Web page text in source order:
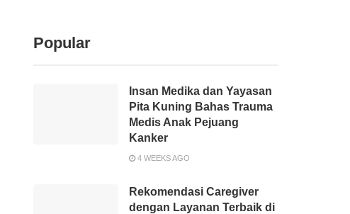
Popular
Insan Medika dan Yayasan
Pita Kuning Bahas Trauma
Medis Anak Pejuang
Kanker
4 WEEKS AGO
Rekomendasi Caregiver
dengan Layanan Terbaik di